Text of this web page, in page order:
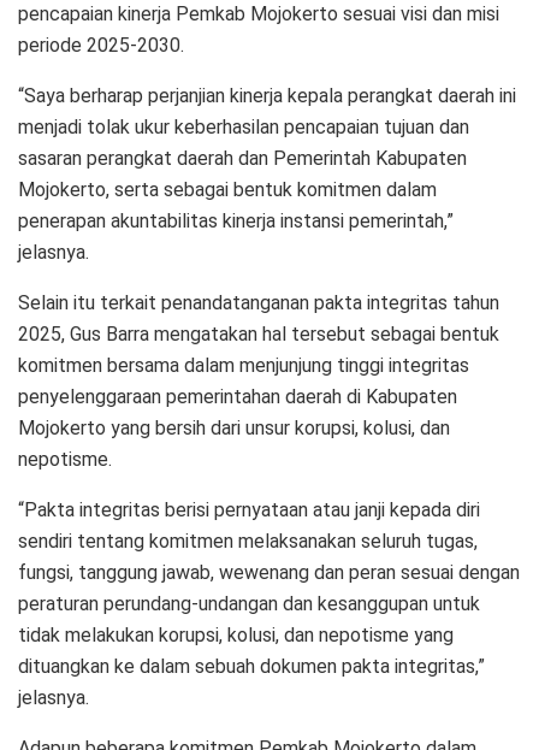
pencapaian kinerja Pemkab Mojokerto sesuai visi dan misi
periode 2025-2030.
“Saya berharap perjanjian kinerja kepala perangkat daerah ini
menjadi tolak ukur keberhasilan pencapaian tujuan dan
sasaran perangkat daerah dan Pemerintah Kabupaten
Mojokerto, serta sebagai bentuk komitmen dalam
penerapan akuntabilitas kinerja instansi pemerintah,”
jelasnya.
Selain itu terkait penandatanganan pakta integritas tahun
2025, Gus Barra mengatakan hal tersebut sebagai bentuk
komitmen bersama dalam menjunjung tinggi integritas
penyelenggaraan pemerintahan daerah di Kabupaten
Mojokerto yang bersih dari unsur korupsi, kolusi, dan
nepotisme.
“Pakta integritas berisi pernyataan atau janji kepada diri
sendiri tentang komitmen melaksanakan seluruh tugas,
fungsi, tanggung jawab, wewenang dan peran sesuai dengan
peraturan perundang-undangan dan kesanggupan untuk
tidak melakukan korupsi, kolusi, dan nepotisme yang
dituangkan ke dalam sebuah dokumen pakta integritas,”
jelasnya.